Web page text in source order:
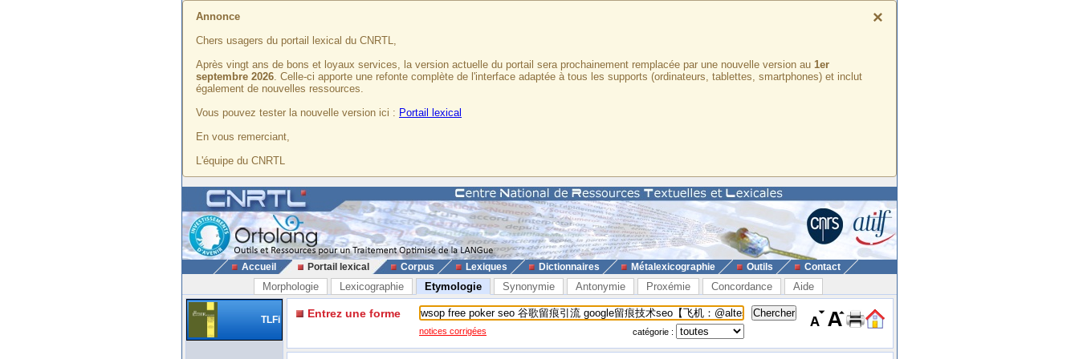
×
Annonce
Chers usagers du portail lexical du CNRTL,
Après vingt ans de bons et loyaux services, la version actuelle du portail sera prochainement remplacée par une nouvelle version au 1er
septembre 2026. Celle-ci apporte une refonte complète de l'interface adaptée à tous les supports (ordinateurs, tablettes, smartphones) et inclut
également de nouvelles ressources.
Vous pouvez tester la nouvelle version ici : Portail lexical
En vous remerciant,
L'équipe du CNRTL
Accueil Portail lexical Corpus Lexiques Dictionnaires Métalexicographie Outils Contact
Morphologie Lexicographie Etymologie Synonymie Antonymie Proxémie Concordance Aide
TLFi Entrez une forme
notices corrigées catégorie :